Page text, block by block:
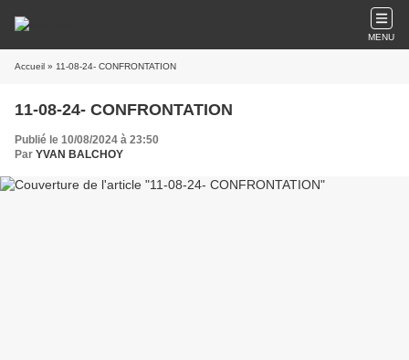
MENU
Accueil » 11-08-24- CONFRONTATION
11-08-24- CONFRONTATION
Publié le 10/08/2024 à 23:50
Par YVAN BALCHOY